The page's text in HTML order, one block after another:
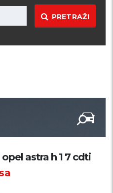
PRETRAŽI
astra h 1 7 cdti